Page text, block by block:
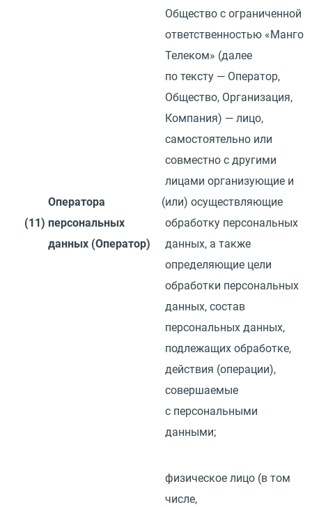
(11)
Оператора
персональных
данных (Оператор)
Общество с ограниченной
ответственностью «Манго
Телеком» (далее
по тексту — Оператор,
Общество, Организация,
Компания) — лицо,
самостоятельно или
совместно с другими
лицами организующие и
(или) осуществляющие
обработку персональных
данных, а также
определяющие цели
обработки персональных
данных, состав
персональных данных,
подлежащих обработке,
действия (операции),
совершаемые
с персональными
данными;
физическое лицо (в том
числе,